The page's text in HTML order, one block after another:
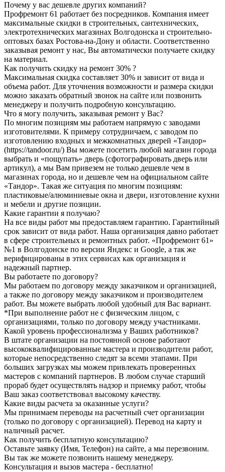
Почему у вас дешевле других компаний?
Профремонт 61 работает без посредников. Компания имеет
максимальные скидки в строительных, сантехнических,
электротехнических магазинах Волгодонска и строительно-
оптовых базах Ростова-на-Дону и области. Соответственно
заказывая ремонт у нас, Вы автоматически получаете скидку
на материал.
Как получить скидку на ремонт 30% ?
Максимальная скидка составляет 30% и зависит от вида и
объема работ. Для уточнения возможности и размера скидки
можно заказать обратный звонок на сайте или позвонить
менеджеру и получить подробную консультацию.
Что я могу получить, заказывая ремонт у Вас?
По многим позициям мы работаем напрямую с заводами
изготовителями. К примеру сотрудничаем, с заводом по
изготовлению входных и межкомнатных дверей «Тандор»
(https://tandoor.ru/) Вы можете посетить любой магазин города
выбрать и «пощупать» дверь (сфотографировать дверь или
артикул), а мы Вам привезем не только дешевле чем в
магазинах города, но и дешевле чем на официальном сайте
«Тандор». Такая же ситуация по многим позициям:
пластиковые/алюминиевые окна и двери, изготовление кухни
и мебели и другие позиции.
Какие гарантии я получаю?
На все виды работ мы предоставляем гарантию. Гарантийный
срок зависит от вида работ. Наша организация давно работает
в сфере строительных и ремонтных работ. «Профремонт 61»
№1 в Волгодонске по версии Яндекс и Google, а так же
верифицированы в этих сервисах как организация и
надежный партнер.
Вы работаете по договору?
Мы работаем по договору между заказчиком и организацией,
а также по договору между заказчиком и производителем
работ. Вы можете выбрать любой удобный для Вас вариант.
*При выполнение работ не с физическим лицом, с
организациями, только по договору между участниками.
Какой уровень профессионализма у Ваших работников?
В штате организации на постоянной основе работают
высококвалифицированные мастера и производители работ,
которые непосредственно следят за всеми этапами. При
больших загрузках мы можем привлекать проверенных
мастеров с компаний партнеров. В любом случае старший
прораб будет осуществлять надзор и приемку работ, чтобы
Ваш заказ соответствовал высокому качеству.
Какие виды расчета за оказанные услуги?
Мы принимаем переводы на расчетный счет организации
(только по договору с организацией). Перевод на карту и
наличный расчет.
Как получить бесплатную консультацию?
Оставьте заявку (Имя, Телефон) на сайте, а мы перезвоним.
Вы так же можете позвонить нашему менеджеру.
Консультация и вызов мастера - бесплатно!